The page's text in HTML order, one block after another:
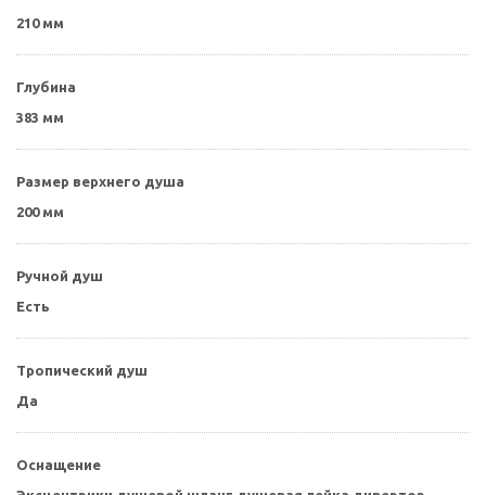
210 мм
Глубина
383 мм
Размер верхнего душа
200 мм
Ручной душ
Есть
Тропический душ
Да
Оснащение